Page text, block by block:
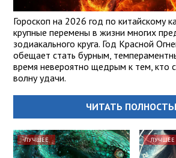
Гороскоп на 2026 год по китайскому
крупные перемены в жизни многих
зодиакального круга. Год Красной
обещает стать бурным,
время невероятно щедрым к тем, кто
волну удачи.
ЧИТАТЬ
ЛУЧШЕЕ ЛУЧШЕЕ